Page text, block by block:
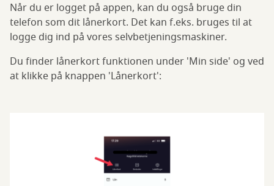
Når du er logget på appen, kan du også bruge din
telefon som dit lånerkort. Det kan f.eks. bruges til at
logge dig ind på vores selvbetjeningsmaskiner.
Du finder lånerkort funktionen under 'Min side' og ved
at klikke på knappen 'Lånerkort':